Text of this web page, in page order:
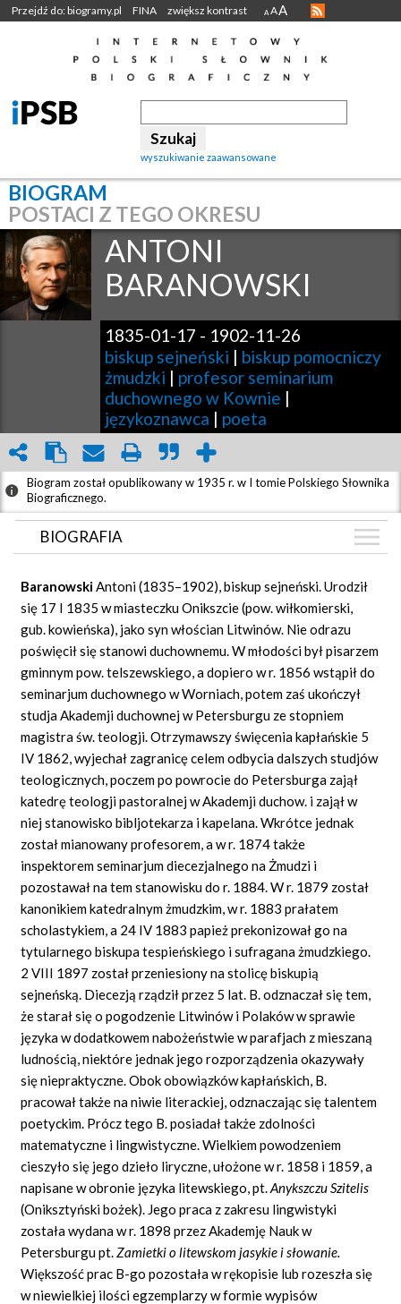
Przejdź do: biogramy.pl FINA zwiększ kontrast A AA
wyszukiwanie zaawansowane
BIOGRAM
POSTACI Z TEGO OKRESU
ANTONI
BARANOWSKI
1835-01-17 - 1902-11-26
biskup sejneński | biskup pomocniczy
żmudzki | profesor seminarium
duchownego w Kownie |
językoznawca | poeta
Biogram został opublikowany w 1935 r. w I tomie Polskiego Słownika
Biograficznego.
BIOGRAFIA
ZDJĘCIA (1)
GRAF POWIĄZAŃ
DYSKUSJA
Mapa
BaranowskiAntoni (1835–1902), biskup sejneński. Urodził
się 17 I 1835 w miasteczku Onikszcie (pow. wiłkomierski,
gub. kowieńska), jako syn włościan Litwinów. Nie odrazu
poświęcił się stanowi duchownemu. W młodości był pisarzem
gminnym pow. telszewskiego, a dopiero w r. 1856 wstąpił do
seminarjum duchownego w Worniach, potem zaś ukończył
studja Akademji duchownej w Petersburgu ze stopniem
magistra św. teologji. Otrzymawszy święcenia kapłańskie 5
IV 1862, wyjechał zagranicę celem odbycia dalszych studjów
teologicznych, poczem po powrocie do Petersburga zajął
katedrę teologji pastoralnej w Akademji duchow. i zajął w
niej stanowisko bibljotekarza i kapelana. Wkrótce jednak
został mianowany profesorem, a w r. 1874 także
inspektorem seminarjum diecezjalnego na Żmudzi i
pozostawał na tem stanowisku do r. 1884. W r. 1879 został
kanonikiem katedralnym żmudzkim, w r. 1883 prałatem
scholastykiem, a 24 IV 1883 papież prekonizował go na
tytularnego biskupa tespieńskiego i sufragana żmudzkiego.
2 VIII 1897 został przeniesiony na stolicę biskupią
sejneńską. Diecezją rządził przez 5 lat. B. odznaczał się tem,
że starał się o pogodzenie Litwinów i Polaków w sprawie
języka w dodatkowem nabożeństwie w parafjach z mieszaną
ludnością, niektóre jednak jego rozporządzenia okazywały
się niepraktyczne. Obok obowiązków kapłańskich, B.
pracował także na niwie literackiej, odznaczając się talentem
poetyckim. Prócz tego B. posiadał także zdolności
matematyczne i lingwistyczne. Wielkiem powodzeniem
cieszyło się jego dzieło liryczne, ułożone w r. 1858 i 1859, a
napisane w obronie języka litewskiego, pt.Anykszczu Szitelis
(Oniksztyński bożek). Jego praca z zakresu lingwistyki
została wydana w r. 1898 przez Akademję Nauk w
Petersburgu pt.Zamietki o litewskom jasykie i słowanie.
Większość prac B-go pozostała w rękopisie lub rozeszła się
w niewielkiej ilości egzemplarzy w formie wypisów